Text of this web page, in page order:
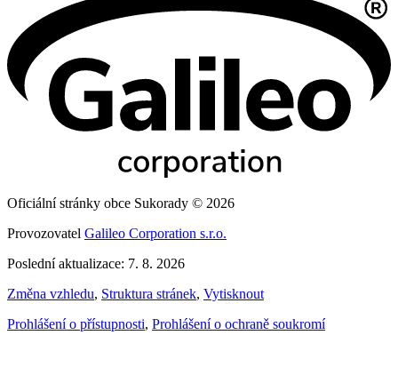
Oficiální stránky obce Sukorady © 2026
Provozovatel Galileo Corporation s.r.o.
Poslední aktualizace: 7. 8. 2026
Změna vzhledu, Struktura stránek, Vytisknout
Prohlášení o přístupnosti, Prohlášení o ochraně soukromí